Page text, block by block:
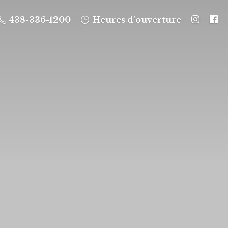
438-336-1200 Heures d'ouverture